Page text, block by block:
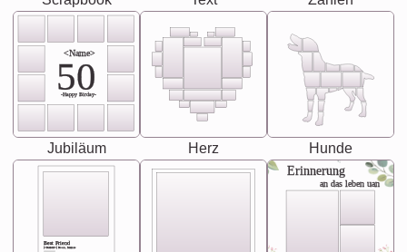
<Name>
50
-Happy Birday-
Jubiläum Herz Hunde
Best Friend
[<NAME>] Noun, feminie
Erinnerung
an das leben uan